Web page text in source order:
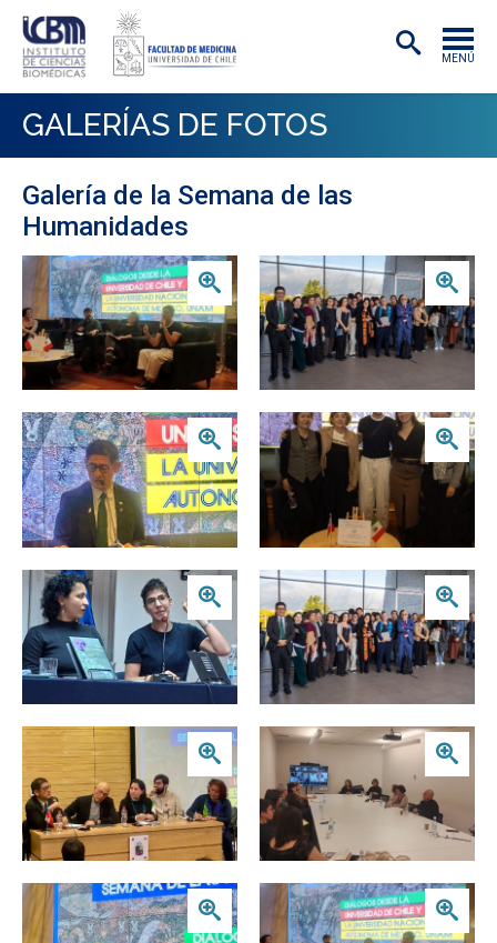
MENÚ
INSTITUTO
ACADÉMICAS/OS
INVESTIGACIÓN
PREGRADO
POSTGRADO
PUBLICACIONES
EXTENSIÓN
GALERÍAS DE FOTOS
Galería de la Semana de las
Humanidades
Zoom Zoom
Zoom Zoom
Zoom Zoom
Zoom Zoom
Zoom Zoom